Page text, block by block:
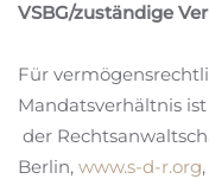
VSBG/zuständige
Für
Mandatsverhältnis
der
Berlin, www.s-d-r.org